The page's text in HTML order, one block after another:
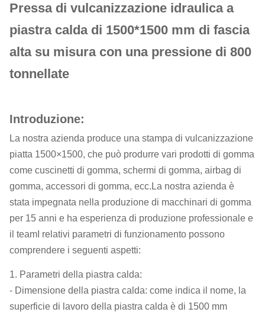
Pressa di vulcanizzazione idraulica a
piastra calda di 1500*1500 mm di fascia
alta su misura con una pressione di 800
tonnellate
Introduzione:
La nostra azienda produce una stampa di vulcanizzazione
piatta 1500×1500, che può produrre vari prodotti di gomma
come cuscinetti di gomma, schermi di gomma, airbag di
gomma, accessori di gomma, ecc.La nostra azienda è
stata impegnata nella produzione di macchinari di gomma
per 15 anni e ha esperienza di produzione professionale e
il teamI relativi parametri di funzionamento possono
comprendere i seguenti aspetti:
1. Parametri della piastra calda:
- Dimensione della piastra calda: come indica il nome, la
superficie di lavoro della piastra calda è di 1500 mm